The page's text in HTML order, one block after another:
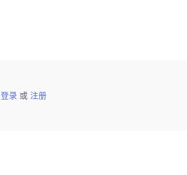
登录 或 注册